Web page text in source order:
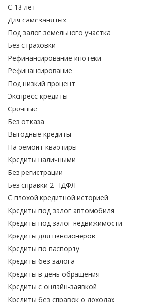
С 18 лет
Для самозанятых
Под залог земельного участка
Без страховки
Рефинансирование ипотеки
Рефинансирование
Под низкий процент
Экспресс-кредиты
Срочные
Без отказа
Выгодные кредиты
На ремонт квартиры
Кредиты наличными
Без регистрации
Без справки 2-НДФЛ
С плохой кредитной историей
Кредиты под залог автомобиля
Кредиты под залог недвижимости
Кредиты для пенсионеров
Кредиты по паспорту
Кредиты без залога
Кредиты в день обращения
Кредиты с онлайн-заявкой
Кредиты без справок о доходах